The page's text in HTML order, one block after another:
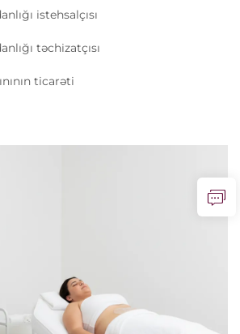
istehsalçısı
təchizatçısı
ticarəti